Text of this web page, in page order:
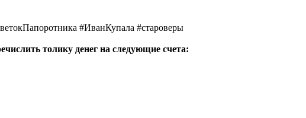
#ИванКупала #староверы
толику денег на следующие счета: